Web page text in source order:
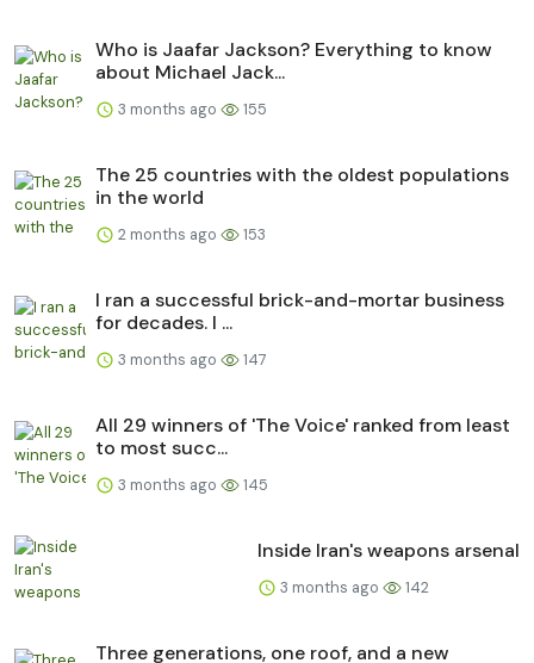
Who is Jaafar Jackson? Everything to know
about Michael Jack...
3 months ago 155
The 25 countries with the oldest populations
in the world
2 months ago 153
I ran a successful brick-and-mortar business
for decades. I ...
3 months ago 147
All 29 winners of 'The Voice' ranked from least
to most succ...
3 months ago 145
Inside Iran's weapons arsenal
3 months ago 142
Three generations, one roof, and a new